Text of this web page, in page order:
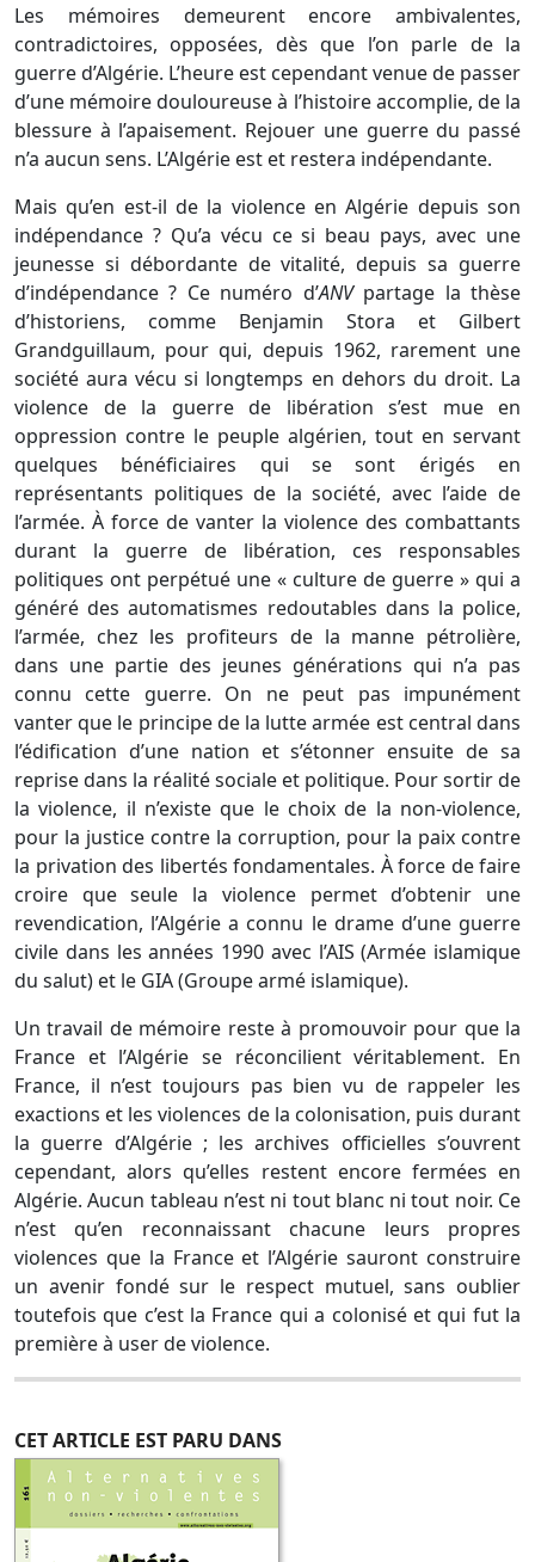
CET ARTICLE EST PARU DANS
Les mémoires demeurent encore ambivalentes,
contradictoires, opposées, dès que l’on parle de la
guerre d’Algérie. L’heure est cependant venue de passer
d’une mémoire douloureuse à l’histoire accomplie, de la
blessure à l’apaisement. Rejouer une guerre du passé
n’a aucun sens. L’Algérie est et restera indépendante.
Mais qu’en est-il de la violence en Algérie depuis son
indépendance ? Qu’a vécu ce si beau pays, avec une
jeunesse si débordante de vitalité, depuis sa guerre
d’indépendance ? Ce numéro d’ANVpartage la thèse
d’historiens, comme Benjamin Stora et Gilbert
Grandguillaum, pour qui, depuis 1962, rarement une
société aura vécu si longtemps en dehors du droit. La
violence de la guerre de libération s’est mue en
oppression contre le peuple algérien, tout en servant
quelques bénéficiaires qui se sont érigés en
représentants politiques de la société, avec l’aide de
l’armée. À force de vanter la violence des combattants
durant la guerre de libération, ces responsables
politiques ont perpétué une « culture de guerre » qui a
généré des automatismes redoutables dans la police,
l’armée, chez les profiteurs de la manne pétrolière,
dans une partie des jeunes générations qui n’a pas
connu cette guerre. On ne peut pas impunément
vanter que le principe de la lutte armée est central dans
l’édification d’une nation et s’étonner ensuite de sa
reprise dans la réalité sociale et politique. Pour sortir de
la violence, il n’existe que le choix de la non-violence,
pour la justice contre la corruption, pour la paix contre
la privation des libertés fondamentales. À force de faire
croire que seule la violence permet d’obtenir une
revendication, l’Algérie a connu le drame d’une guerre
civile dans les années 1990 avec l’AIS (Armée islamique
du salut) et le GIA (Groupe armé islamique).
Un travail de mémoire reste à promouvoir pour que la
France et l’Algérie se réconcilient véritablement. En
France, il n’est toujours pas bien vu de rappeler les
exactions et les violences de la colonisation, puis durant
la guerre d’Algérie ; les archives officielles s’ouvrent
cependant, alors qu’elles restent encore fermées en
Algérie. Aucun tableau n’est ni tout blanc ni tout noir. Ce
n’est qu’en reconnaissant chacune leurs propres
violences que la France et l’Algérie sauront construire
un avenir fondé sur le respect mutuel, sans oublier
toutefois que c’est la France qui a colonisé et qui fut la
première à user de violence.